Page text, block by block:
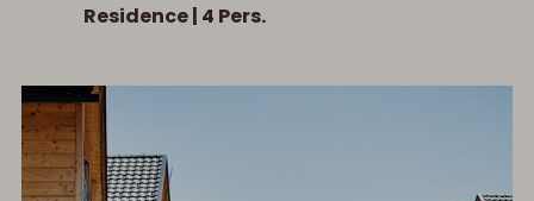
Residence | 4 Pers.